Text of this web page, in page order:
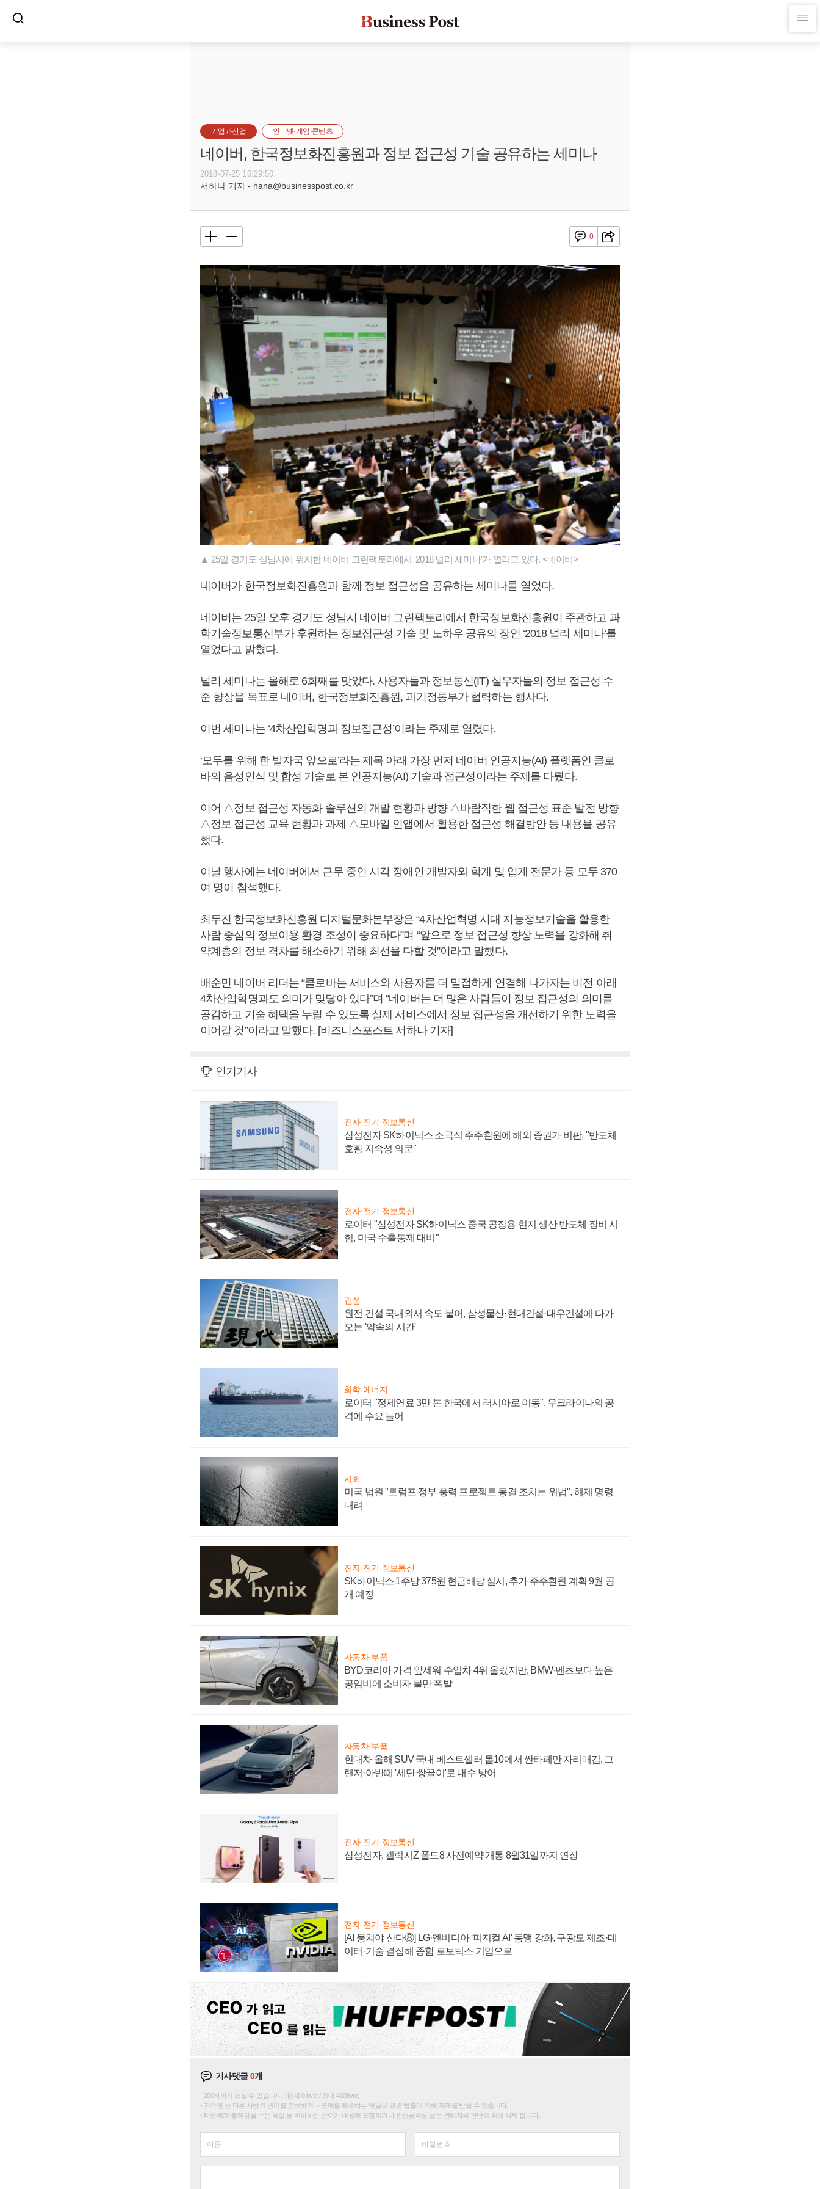
기업과산업 인터넷·게임·콘텐츠
네이버, 한국정보화진흥원과 정보 접근성 기술 공유하는 세미나
2018-07-25 16:29:50
서하나 기자 - hana@businesspost.co.kr
0
▲ 25일 경기도 성남시에 위치한 네이버 그린팩토리에서 '2018 널리 세미나'가 열리고 있다. <네이버>
네이버가 한국정보화진흥원과 함께 정보 접근성을 공유하는 세미나를 열었다.
네이버는 25일 오후 경기도 성남시 네이버 그린팩토리에서 한국정보화진흥원이 주관하고 과
학기술정보통신부가 후원하는 정보접근성 기술 및 노하우 공유의 장인 ‘2018 널리 세미나’를
열었다고 밝혔다.
널리 세미나는 올해로 6회째를 맞았다. 사용자들과 정보통신(IT) 실무자들의 정보 접근성 수
준 향상을 목표로 네이버, 한국정보화진흥원, 과기정통부가 협력하는 행사다.
이번 세미나는 ‘4차산업혁명과 정보접근성’이라는 주제로 열렸다.
‘모두를 위해 한 발자국 앞으로’라는 제목 아래 가장 먼저 네이버 인공지능(AI) 플랫폼인 클로
바의 음성인식 및 합성 기술로 본 인공지능(AI) 기술과 접근성이라는 주제를 다뤘다.
이어 △정보 접근성 자동화 솔루션의 개발 현황과 방향 △바람직한 웹 접근성 표준 발전 방향
△정보 접근성 교육 현황과 과제 △모바일 인앱에서 활용한 접근성 해결방안 등 내용을 공유
했다.
이날 행사에는 네이버에서 근무 중인 시각 장애인 개발자와 학계 및 업계 전문가 등 모두 370
여 명이 참석했다.
최두진 한국정보화진흥원 디지털문화본부장은 “4차산업혁명 시대 지능정보기술을 활용한
사람 중심의 정보이용 환경 조성이 중요하다”며 “앞으로 정보 접근성 향상 노력을 강화해 취
약계층의 정보 격차를 해소하기 위해 최선을 다할 것”이라고 말했다.
배순민 네이버 리더는 “클로바는 서비스와 사용자를 더 밀접하게 연결해 나가자는 비전 아래
4차산업혁명과도 의미가 맞닿아 있다”며 “네이버는 더 많은 사람들이 정보 접근성의 의미를
공감하고 기술 혜택을 누릴 수 있도록 실제 서비스에서 정보 접근성을 개선하기 위한 노력을
이어갈 것”이라고 말했다. [비즈니스포스트 서하나 기자]
인기기사
전자·전기·정보통신
삼성전자 SK하이닉스 소극적 주주환원에 해외 증권가 비판, "반도체
호황 지속성 의문"
전자·전기·정보통신
로이터 "삼성전자 SK하이닉스 중국 공장용 현지 생산 반도체 장비 시
험, 미국 수출통제 대비"
건설
원전 건설 국내외서 속도 붙어, 삼성물산·현대건설·대우건설에 다가
오는 '약속의 시간'
화학·에너지
로이터 "정제연료 3만 톤 한국에서 러시아로 이동", 우크라이나의 공
격에 수요 늘어
사회
미국 법원 "트럼프 정부 풍력 프로젝트 동결 조치는 위법", 해제 명령
내려
전자·전기·정보통신
SK하이닉스 1주당 375원 현금배당 실시, 추가 주주환원 계획 9월 공
개 예정
자동차·부품
BYD코리아 가격 앞세워 수입차 4위 올랐지만, BMW·벤츠보다 높은
공임비에 소비자 불만 폭발
자동차·부품
현대차 올해 SUV 국내 베스트셀러 톱10에서 싼타페만 자리매김, 그
랜저·아반떼 '세단 쌍끌이'로 내수 방어
전자·전기·정보통신
삼성전자, 갤럭시Z 폴드8 사전예약 개통 8월31일까지 연장
전자·전기·정보통신
[AI 뭉쳐야 산다⑧] LG·엔비디아 '피지컬 AI' 동맹 강화, 구광모 제조·데
이터·기술 결집해 종합 로보틱스 기업으로
기사댓글0개
200자까지 쓰실 수 있습니다. (현재 0 byte / 최대 400byte)
저작권 등 다른 사람의 권리를 침해하거나 명예를 훼손하는 댓글은 관련 법률에 의해 제재를 받을 수 있습니다.
타인에게 불쾌감을 주는 욕설 등 비하하는 단어가 내용에 포함되거나 인신공격성 글은 관리자의 판단에 의해 삭제 합니다.